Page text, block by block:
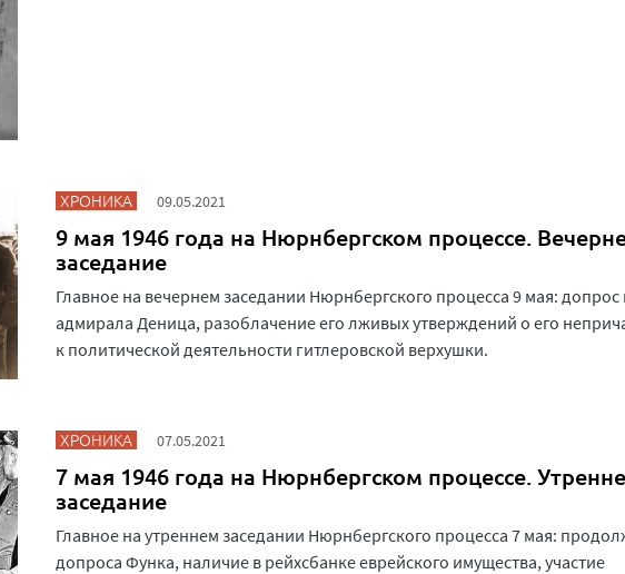
ХРОНИКА 09.05.2021
9 мая 1946 года на Нюрнбергском процессе.
заседание
Главное на вечернем заседании Нюрнбергского процесса 9 мая: допрос
адмирала Деница, разоблачение его лживых утверждений о его
к политической деятельности гитлеровской верхушки.
ХРОНИКА 07.05.2021
7 мая 1946 года на Нюрнбергском процессе.
заседание
Главное на утреннем заседании Нюрнбергского процесса 7 мая:
допроса Функа, наличие в рейхсбанке еврейского имущества, участие